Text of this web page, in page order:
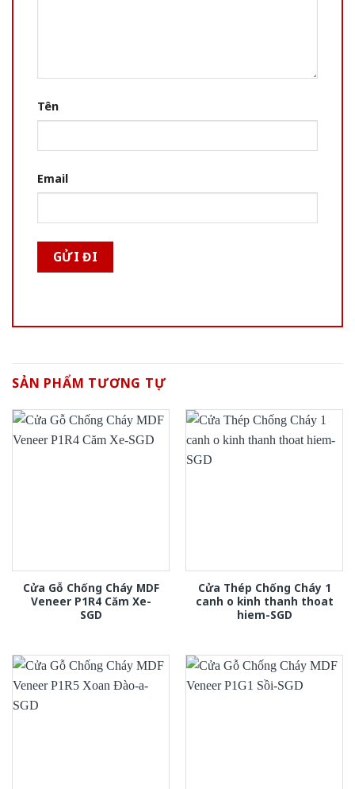
Tên
Email
SẢN PHẨM TƯƠNG TỰ
Cửa Gỗ Chống Cháy MDF
Veneer P1R4 Căm Xe-
SGD
Cửa Thép Chống Cháy 1
canh o kinh thanh thoat
hiem-SGD